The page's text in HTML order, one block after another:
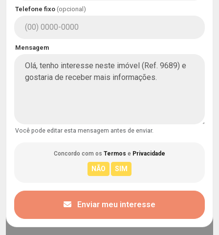
Telefone fixo (opcional)
Mensagem
Você pode editar esta mensagem antes de enviar.
Concordo com os Termos e Privacidade
Enviar meu interesse